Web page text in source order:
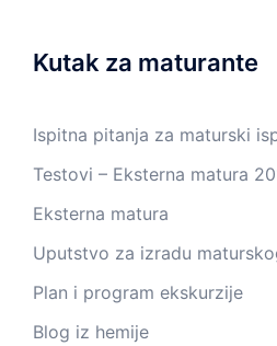
Kutak za maturante
Ispitna pitanja za maturski
Testovi – Eksterna matura
Eksterna matura
Uputstvo za izradu
Plan i program ekskurzije
Blog iz hemije